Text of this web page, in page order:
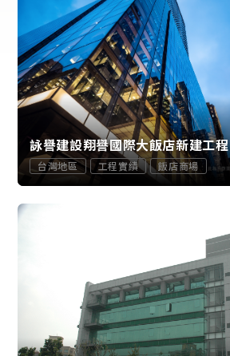
詠譽建設翔譽國際大飯店新建工程
台灣地區 工程實績 飯店商場